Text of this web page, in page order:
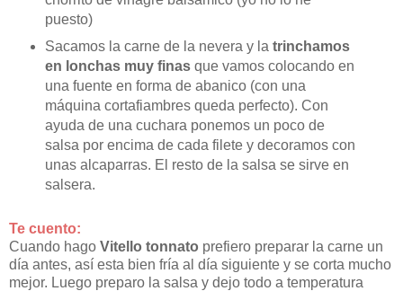
puesto)
Sacamos la carne de la nevera y la trinchamos
en lonchas muy finas que vamos colocando en
una fuente en forma de abanico (con una
máquina cortafiambres queda perfecto). Con
ayuda de una cuchara ponemos un poco de
salsa por encima de cada filete y decoramos con
unas alcaparras. El resto de la salsa se sirve en
salsera.
Te cuento:
Cuando hago Vitello tonnato prefiero preparar la carne un
día antes, así esta bien fría al día siguiente y se corta mucho
mejor. Luego preparo la salsa y dejo todo a temperatura